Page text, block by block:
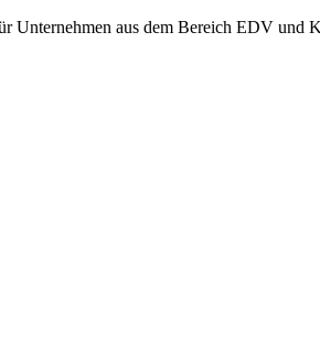
Unternehmen aus dem Bereich EDV und